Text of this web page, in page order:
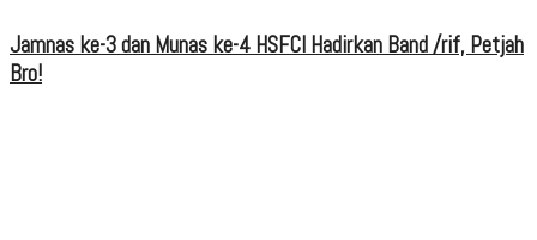
Jamnas ke-3 dan Munas ke-4 HSFCI Hadirkan Band /rif, Petjah
Bro!